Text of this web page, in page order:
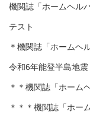
機関誌「ホームヘル
テスト
＊機関誌「ホームヘ
令和6年能登半島地震
＊＊機関誌「ホーム
＊＊＊機関誌「ホー